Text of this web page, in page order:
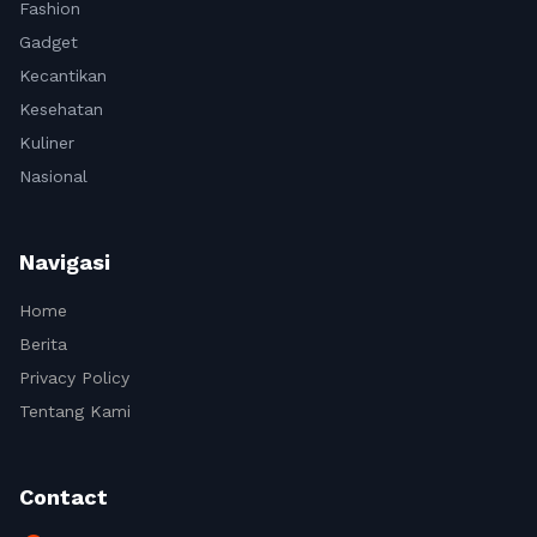
Fashion
Gadget
Kecantikan
Kesehatan
Kuliner
Nasional
Navigasi
Home
Berita
Privacy Policy
Tentang Kami
Contact